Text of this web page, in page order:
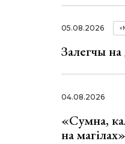
05.08.2026
Залегчы
04.08.2026
«Сумна,
на